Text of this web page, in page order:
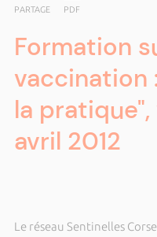
PARTAGE PDF
Formation
vaccination
la
avril 2012
Le réseau Sentinelles